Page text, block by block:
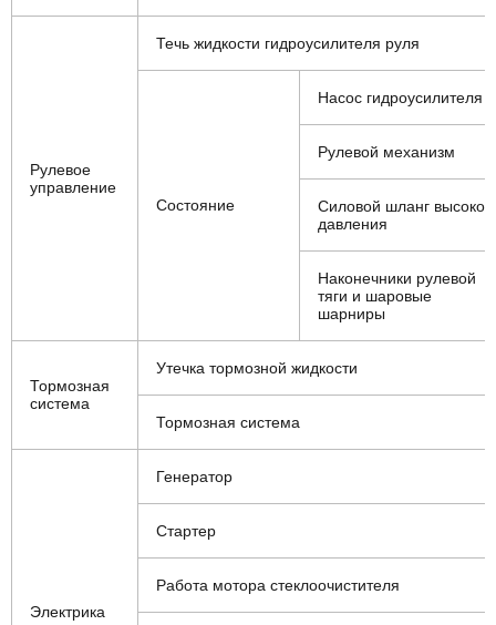
Рулевое
управление
Течь жидкости гидроусилителя руля
Состояние
Насос гидроусилителя
Рулевой механизм
Силовой шланг
давления
Наконечники рулевой
тяги и шаровые
шарниры
Тормозная
система
Утечка тормозной жидкости
Тормозная система
Электрика
Генератор
Стартер
Работа мотора стеклоочистителя